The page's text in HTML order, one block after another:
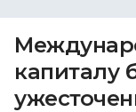
капиталу